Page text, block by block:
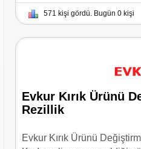
571 kişi gördü. Bugün 0 kişi
Evkur Kırık Ürünü
Rezillik
Evkur Kırık Ürünü